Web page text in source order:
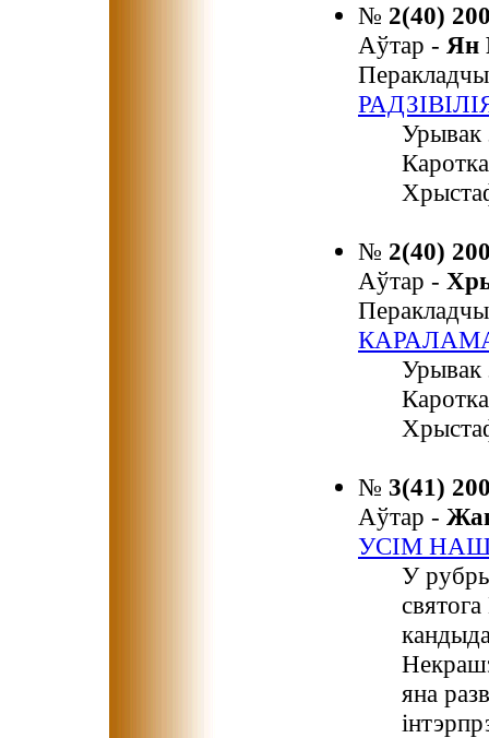
№ 2(40)
Аўтар - Ян
Урывак
№ 2(40)
Аўтар -
Урывак
№ 3(41)
Аўтар -
УСІМ
У
яна